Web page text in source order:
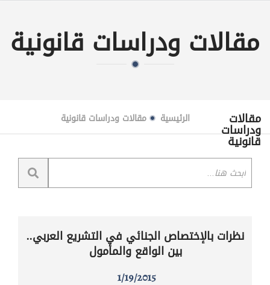
مقالات ودراسات قانونية
مقالات
ودراسات
قانونية
الرئيسية مقالات ودراسات قانونية
نظرات بالإختصاص الجنائي في التشريع العربي..
بين الواقع والمأمول
1/19/2015